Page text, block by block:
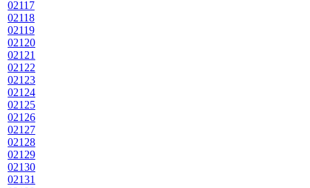
02117
02118
02119
02120
02121
02122
02123
02124
02125
02126
02127
02128
02129
02130
02131